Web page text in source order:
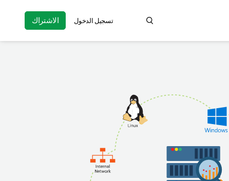
information, help articles, and more...
تسجيل الدخول الاشتراك